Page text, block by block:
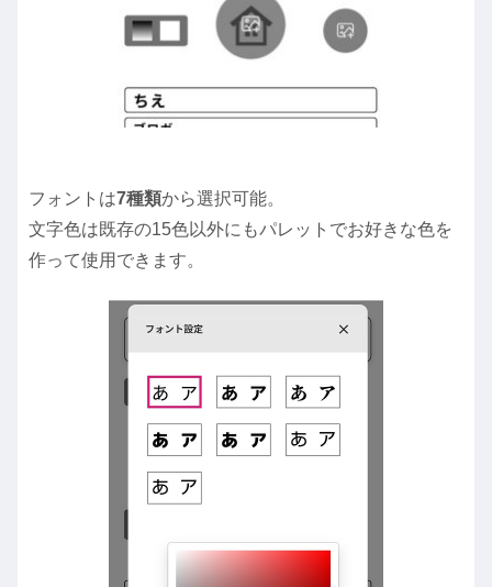
フォントは7種類から選択可能。
文字色は既存の15色以外にもパレットでお好きな色を
作って使用できます。